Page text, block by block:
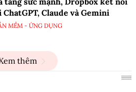
ChatGPT, Claude và Gemini
MỀM - ỨNG DỤNG
thêm